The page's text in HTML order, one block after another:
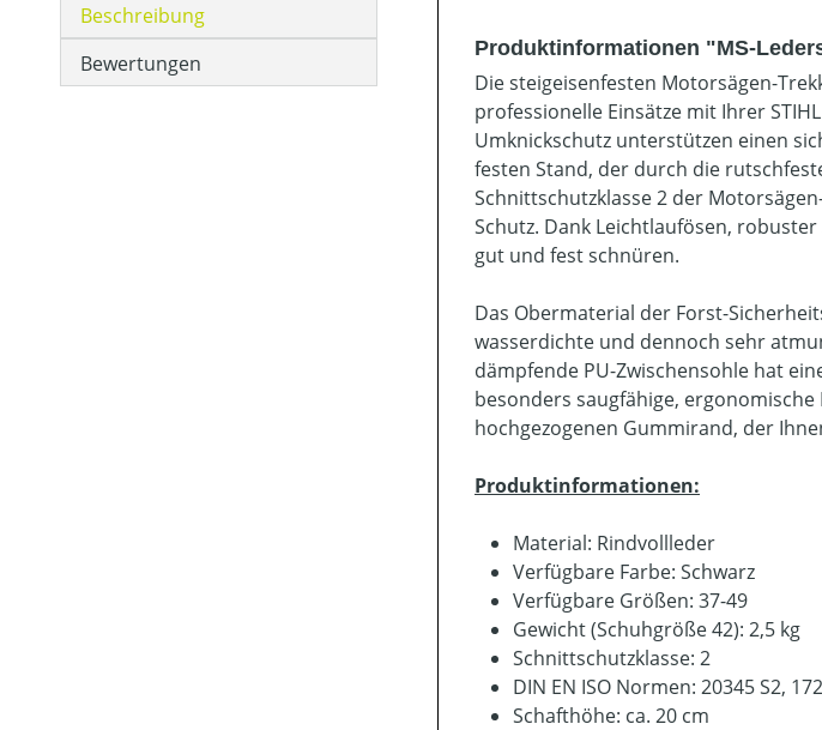
Beschreibung
Bewertungen
Produktinformationen "MS-
Die steigeisenfesten Motorsägen-
professionelle Einsätze mit Ihrer
Umknickschutz unterstützen einen
festen Stand, der durch die
Schnittschutzklasse 2 der
Schutz. Dank Leichtlaufösen,
gut und fest schnüren.
Das Obermaterial der Forst-
wasserdichte und dennoch sehr
dämpfende PU-Zwischensohle hat
besonders saugfähige, ergonomische
hochgezogenen Gummirand, der
Produktinformationen:
Material: Rindvollleder
Verfügbare Farbe: Schwarz
Verfügbare Größen: 37-49
Gewicht (Schuhgröße 42): 2,5 kg
Schnittschutzklasse: 2
DIN EN ISO Normen: 20345 S2,
Schafthöhe: ca. 20 cm